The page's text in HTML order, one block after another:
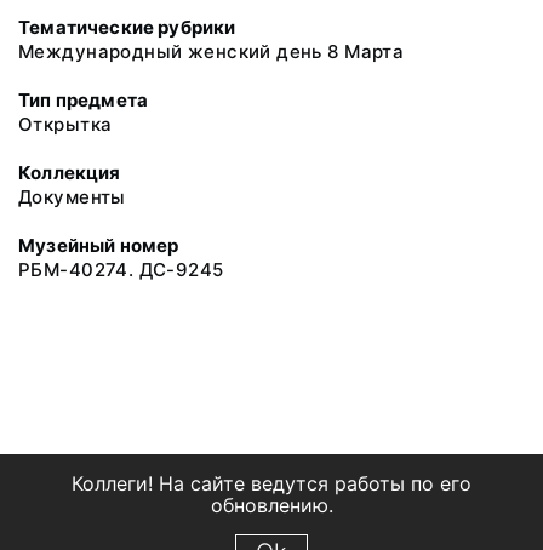
Тематические рубрики
Международный женский день 8 Марта
Тип предмета
Открытка
Коллекция
Документы
Музейный номер
РБМ-40274. ДС-9245
Коллеги! На сайте ведутся работы по его
обновлению.